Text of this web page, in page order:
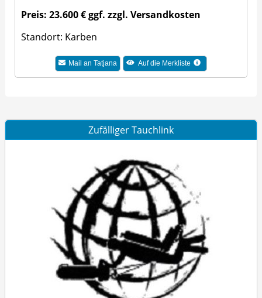
Preis: 23.600 € ggf. zzgl. Versandkosten
Standort: Karben
Mail an Tatjana Auf die Merkliste
Zufälliger Tauchlink